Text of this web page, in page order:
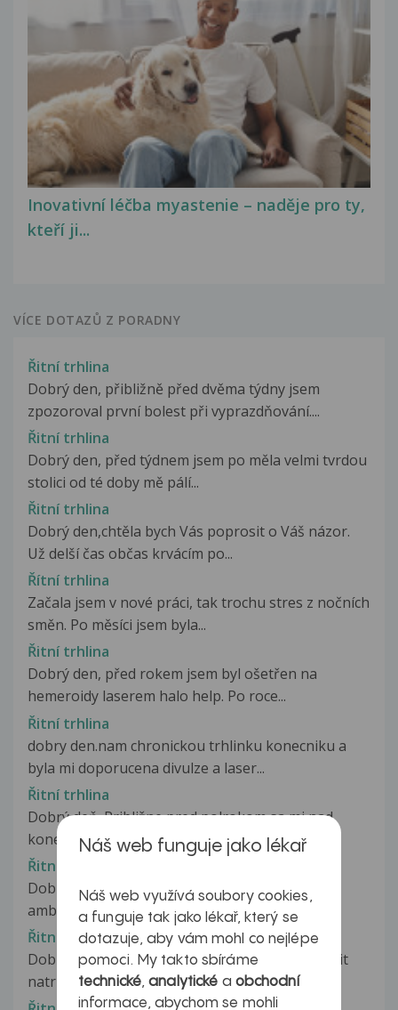
Inovativní léčba myastenie – naděje pro ty,
kteří ji...
VÍCE DOTAZŮ Z PORADNY
Řitní trhlina
Dobrý den, přibližně před dvěma týdny jsem
zpozoroval první bolest při vyprazdňování....
Řitní trhlina
Dobrý den, před týdnem jsem po měla velmi tvrdou
stolici od té doby mě pálí...
Řitní trhlina
Dobrý den,chtěla bych Vás poprosit o Váš názor.
Už delší čas občas krvácím po...
Řítní trhlina
Začala jsem v nové práci, tak trochu stres z nočních
směn. Po měsíci jsem byla...
Řitní trhlina
Dobrý den, před rokem jsem byl ošetřen na
hemeroidy laserem halo help. Po roce...
Řitní trhlina
dobry den.nam chronickou trhlinku konecniku a
byla mi doporucena divulze a laser...
Řitní trhlina
Dobrý deň. Približne pred polrokom sa mi nad
konečníkom urobila malá trhlinka...
Řitní trhlina
Dobrý den, dnes jdem byla na proktologicke
ambulanci a byla mi diagnostikována...
Řitní trhlina
Dobrý den, chtěla bach se zeptat jestli dá zahojit
natrhnutý konečník? Je mi...
Náš web funguje jako lékař
Náš web využívá soubory cookies,
a funguje tak jako lékař, který se
dotazuje, aby vám mohl co nejlépe
pomoci. My takto sbíráme
technické,analytické a obchodní
informace, abychom se mohli